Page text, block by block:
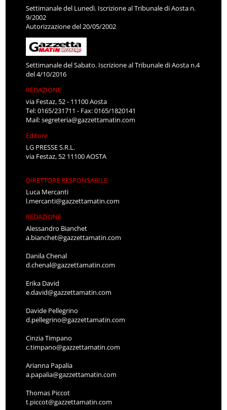
Settimanale del Lunedì. Iscrizione al Tribunale di Aosta n.
9/2002
Autorizzazione del 20/05/2002
Settimanale del Sabato. Iscrizione al Tribunale di Aosta n.4
del 4/10/2016
REDAZIONE
via Festaz, 52 - 11100 Aosta
Tel: 0165/231711 - Fax: 0165/1820141
Mail:segreteria@gazzettamatin.com
Editore
LG PRESSE S.R.L.
via Festaz, 52 11100 AOSTA
DIRETTORE RESPONSABILE
Luca Mercanti
l.mercanti@gazzettamatin.com
REDAZIONE
Alessandro Bianchet
a.bianchet@gazzettamatin.com
Danila Chenal
d.chenal@gazzettamatin.com
Erika David
e.david@gazzettamatin.com
Davide Pellegrino
d.pellegrino@gazzettamatin.com
Cinzia Timpano
c.timpano@gazzettamatin.com
Arianna Papalia
a.papalia@gazzettamatin.com
Thomas Piccot
t.piccot@gazzettamatin.com